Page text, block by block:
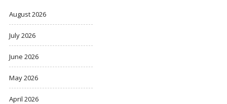
August 2026
July 2026
June 2026
May 2026
April 2026